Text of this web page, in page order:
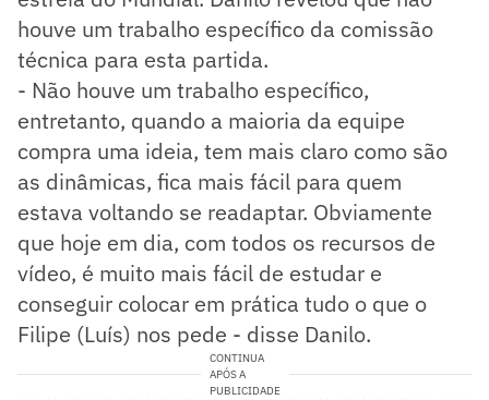
houve um trabalho específico da comissão
técnica para esta partida.
- Não houve um trabalho específico,
entretanto, quando a maioria da equipe
compra uma ideia, tem mais claro como são
as dinâmicas, fica mais fácil para quem
estava voltando se readaptar. Obviamente
que hoje em dia, com todos os recursos de
vídeo, é muito mais fácil de estudar e
conseguir colocar em prática tudo o que o
Filipe (Luís) nos pede - disse Danilo.
CONTINUA
APÓS A
PUBLICIDADE